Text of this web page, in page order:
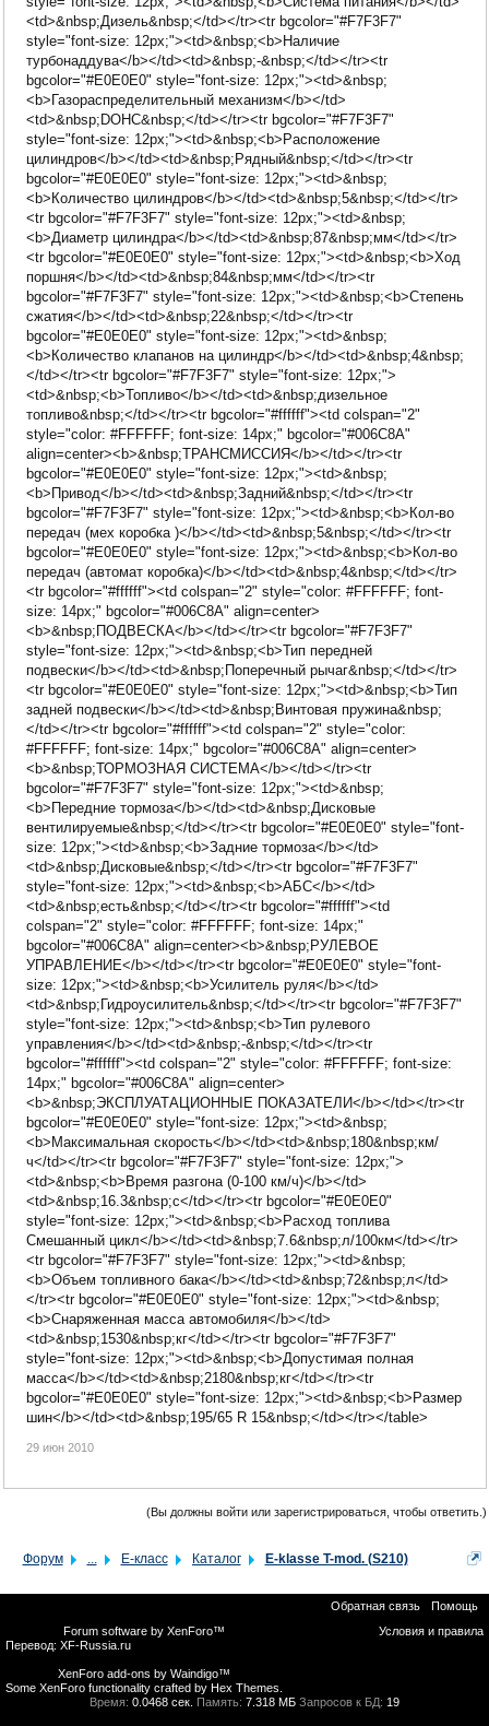
<td>&nbsp;Дизель&nbsp;</td></tr><tr bgcolor="#F7F3F7"
style="font-size: 12px;"><td>&nbsp;<b>Наличие
турбонаддува</b></td><td>&nbsp;-&nbsp;</td></tr><tr
bgcolor="#E0E0E0" style="font-size: 12px;"><td>&nbsp;
<b>Газораспределительный механизм</b></td>
<td>&nbsp;DOHC&nbsp;</td></tr><tr bgcolor="#F7F3F7"
style="font-size: 12px;"><td>&nbsp;<b>Расположение
цилиндров</b></td><td>&nbsp;Рядный&nbsp;</td></tr><tr
bgcolor="#E0E0E0" style="font-size: 12px;"><td>&nbsp;
<b>Количество цилиндров</b></td><td>&nbsp;5&nbsp;</td></tr>
<tr bgcolor="#F7F3F7" style="font-size: 12px;"><td>&nbsp;
<b>Диаметр цилиндра</b></td><td>&nbsp;87&nbsp;мм</td></tr>
<tr bgcolor="#E0E0E0" style="font-size: 12px;"><td>&nbsp;<b>Ход
поршня</b></td><td>&nbsp;84&nbsp;мм</td></tr><tr
bgcolor="#F7F3F7" style="font-size: 12px;"><td>&nbsp;<b>Степень
сжатия</b></td><td>&nbsp;22&nbsp;</td></tr><tr
bgcolor="#E0E0E0" style="font-size: 12px;"><td>&nbsp;
<b>Количество клапанов на цилиндр</b></td><td>&nbsp;4&nbsp;
</td></tr><tr bgcolor="#F7F3F7" style="font-size: 12px;">
<td>&nbsp;<b>Топливо</b></td><td>&nbsp;дизельное
топливо&nbsp;</td></tr><tr bgcolor="#ffffff"><td colspan="2"
style="color: #FFFFFF; font-size: 14px;" bgcolor="#006C8A"
align=center><b>&nbsp;ТРАНСМИССИЯ</b></td></tr><tr
bgcolor="#E0E0E0" style="font-size: 12px;"><td>&nbsp;
<b>Привод</b></td><td>&nbsp;Задний&nbsp;</td></tr><tr
bgcolor="#F7F3F7" style="font-size: 12px;"><td>&nbsp;<b>Кол-во
передач (мех коробка )</b></td><td>&nbsp;5&nbsp;</td></tr><tr
bgcolor="#E0E0E0" style="font-size: 12px;"><td>&nbsp;<b>Кол-во
передач (автомат коробка)</b></td><td>&nbsp;4&nbsp;</td></tr>
<tr bgcolor="#ffffff"><td colspan="2" style="color: #FFFFFF; font-
size: 14px;" bgcolor="#006C8A" align=center>
<b>&nbsp;ПОДВЕСКА</b></td></tr><tr bgcolor="#F7F3F7"
style="font-size: 12px;"><td>&nbsp;<b>Тип передней
подвески</b></td><td>&nbsp;Поперечный рычаг&nbsp;</td></tr>
<tr bgcolor="#E0E0E0" style="font-size: 12px;"><td>&nbsp;<b>Тип
задней подвески</b></td><td>&nbsp;Винтовая пружина&nbsp;
</td></tr><tr bgcolor="#ffffff"><td colspan="2" style="color:
#FFFFFF; font-size: 14px;" bgcolor="#006C8A" align=center>
<b>&nbsp;ТОРМОЗНАЯ СИСТЕМА</b></td></tr><tr
bgcolor="#F7F3F7" style="font-size: 12px;"><td>&nbsp;
<b>Передние тормоза</b></td><td>&nbsp;Дисковые
вентилируемые&nbsp;</td></tr><tr bgcolor="#E0E0E0" style="font-
size: 12px;"><td>&nbsp;<b>Задние тормоза</b></td>
<td>&nbsp;Дисковые&nbsp;</td></tr><tr bgcolor="#F7F3F7"
style="font-size: 12px;"><td>&nbsp;<b>АБС</b></td>
<td>&nbsp;есть&nbsp;</td></tr><tr bgcolor="#ffffff"><td
colspan="2" style="color: #FFFFFF; font-size: 14px;"
bgcolor="#006C8A" align=center><b>&nbsp;РУЛЕВОЕ
УПРАВЛЕНИЕ</b></td></tr><tr bgcolor="#E0E0E0" style="font-
size: 12px;"><td>&nbsp;<b>Усилитель руля</b></td>
<td>&nbsp;Гидроусилитель&nbsp;</td></tr><tr bgcolor="#F7F3F7"
style="font-size: 12px;"><td>&nbsp;<b>Тип рулевого
управления</b></td><td>&nbsp;-&nbsp;</td></tr><tr
bgcolor="#ffffff"><td colspan="2" style="color: #FFFFFF; font-size:
14px;" bgcolor="#006C8A" align=center>
<b>&nbsp;ЭКСПЛУАТАЦИОННЫЕ ПОКАЗАТЕЛИ</b></td></tr><tr
bgcolor="#E0E0E0" style="font-size: 12px;"><td>&nbsp;
<b>Максимальная скорость</b></td><td>&nbsp;180&nbsp;км/
ч</td></tr><tr bgcolor="#F7F3F7" style="font-size: 12px;">
<td>&nbsp;<b>Время разгона (0-100 км/ч)</b></td>
<td>&nbsp;16.3&nbsp;c</td></tr><tr bgcolor="#E0E0E0"
style="font-size: 12px;"><td>&nbsp;<b>Расход топлива
Смешанный цикл</b></td><td>&nbsp;7.6&nbsp;л/100км</td></tr>
<tr bgcolor="#F7F3F7" style="font-size: 12px;"><td>&nbsp;
<b>Объем топливного бака</b></td><td>&nbsp;72&nbsp;л</td>
</tr><tr bgcolor="#E0E0E0" style="font-size: 12px;"><td>&nbsp;
<b>Снаряженная масса автомобиля</b></td>
<td>&nbsp;1530&nbsp;кг</td></tr><tr bgcolor="#F7F3F7"
style="font-size: 12px;"><td>&nbsp;<b>Допустимая полная
масса</b></td><td>&nbsp;2180&nbsp;кг</td></tr><tr
bgcolor="#E0E0E0" style="font-size: 12px;"><td>&nbsp;<b>Размер
шин</b></td><td>&nbsp;195/65 R 15&nbsp;</td></tr></table>
29 июн 2010
(Вы должны войти или зарегистрироваться, чтобы ответить.)
Форум ... E-класс Каталог E-klasse T-mod. (S210)
Обратная связь
Помощь
Условия и правила
Forum software by XenForo™
Перевод: XF-Russia.ru
XenForo add-ons by Waindigo™
Some XenForo functionality crafted by Hex Themes
Время: 0.0468 сек. Память: 7.318 МБ Запросов к БД: 19